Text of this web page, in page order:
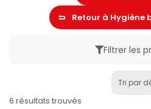
Retour à
Filtrer les
6 résultats trouvés